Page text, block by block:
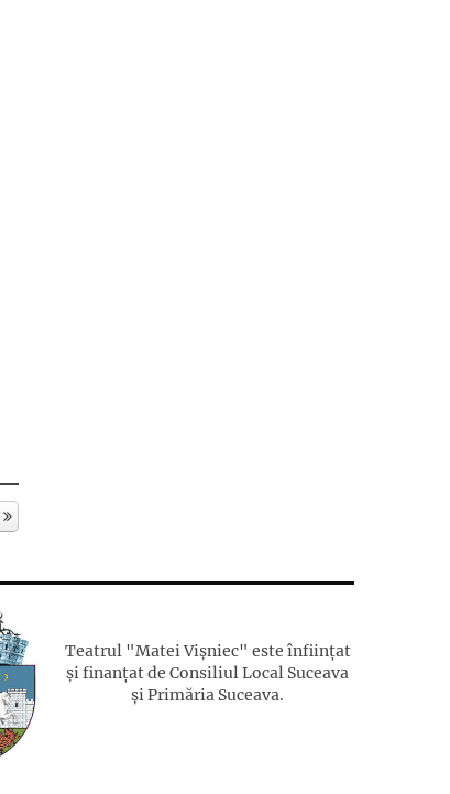
Teatrul "Matei Vișniec" este înființat
și finanțat de Consiliul Local Suceava
și Primăria Suceava.